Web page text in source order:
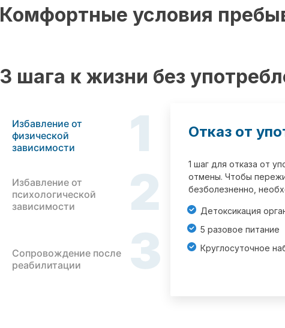
Комфортные условия
3 шага к жизни без
Избавление от
физической
зависимости
1
Избавление от
психологической
зависимости
2
Сопровождение после
реабилитации
3
Отказ от
1 шаг для отказа от
отмены. Чтобы
безболезненно,
Детоксикация
5 разовое питание
Круглосуточное